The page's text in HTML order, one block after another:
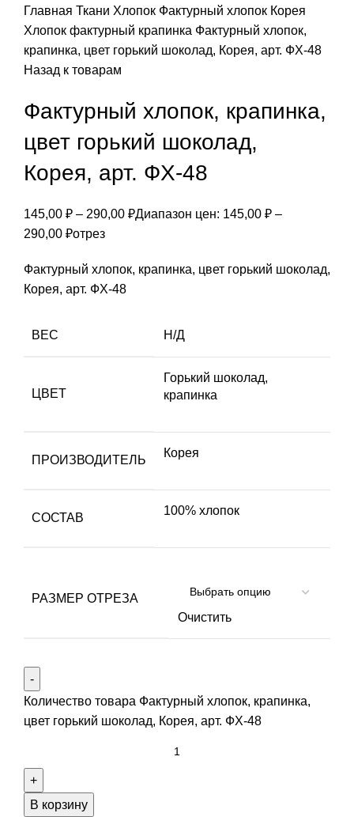
Главная Ткани Хлопок Фактурный хлопок Корея
Хлопок фактурный крапинка Фактурный хлопок,
крапинка, цвет горький шоколад, Корея, арт. ФХ-48
Назад к товарам
Фактурный хлопок, крапинка,
цвет горький шоколад,
Корея, арт. ФХ-48
145,00 ₽ – 290,00 ₽Диапазон цен: 145,00 ₽ –
290,00 ₽отрез
Фактурный хлопок, крапинка, цвет горький шоколад,
Корея, арт. ФХ-48
ВЕС Н/Д
ЦВЕТ
Горький шоколад,
крапинка
ПРОИЗВОДИТЕЛЬ
Корея
СОСТАВ
100% хлопок
РАЗМЕР ОТРЕЗА
Очистить
Количество товара Фактурный хлопок, крапинка,
цвет горький шоколад, Корея, арт. ФХ-48
В корзину